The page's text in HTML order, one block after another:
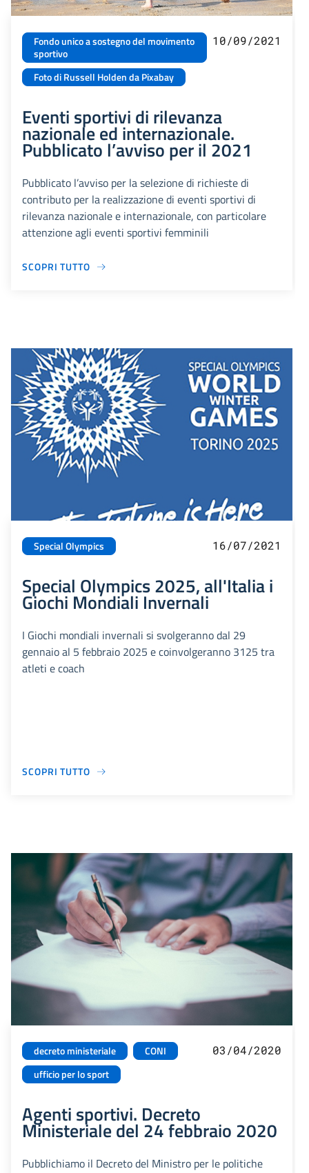
Fondo unico a sostegno del movimento
sportivo
Foto di Russell Holden da Pixabay
10/09/2021
Eventi sportivi di rilevanza
nazionale ed internazionale.
Pubblicato l’avviso per il 2021
Pubblicato l’avviso per la selezione di richieste di
contributo per la realizzazione di eventi sportivi di
rilevanza nazionale e internazionale, con particolare
attenzione agli eventi sportivi femminili
SCOPRI TUTTO
Special Olympics 16/07/2021
Special Olympics 2025, all'Italia i
Giochi Mondiali Invernali
I Giochi mondiali invernali si svolgeranno dal 29
gennaio al 5 febbraio 2025 e coinvolgeranno 3125 tra
atleti e coach
SCOPRI TUTTO
decreto ministeriale
CONI
ufficio per lo sport
03/04/2020
Agenti sportivi. Decreto
Ministeriale del 24 febbraio 2020
Pubblichiamo il Decreto del Ministro per le politiche